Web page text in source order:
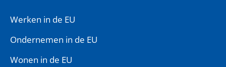
Werken in de EU
Ondernemen in de EU
Wonen in de EU